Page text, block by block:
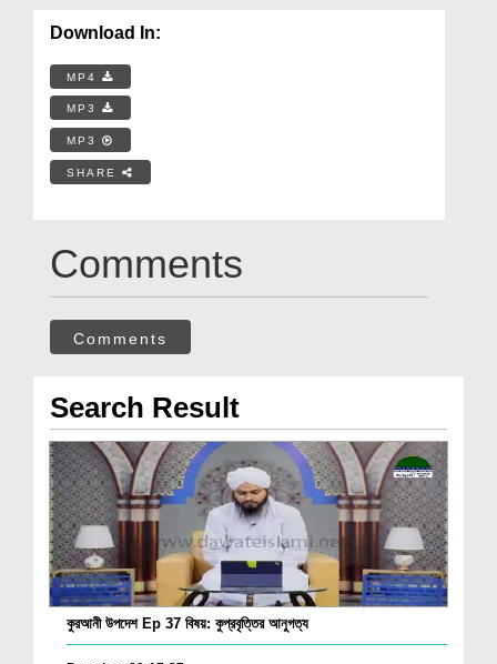
Download In:
MP4
MP3
MP3
SHARE
Comments
Comments
Search Result
কুরআনী উপদেশ Ep 37 বিষয়: কুপ্রবৃত্তির আনুগত্য